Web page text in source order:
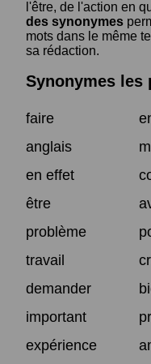
l'être, de l'action en
des synonymes
mots dans le même
sa rédaction.
Synonymes les
faire
anglais
en effet
être
problème
travail
demander
important
expérience